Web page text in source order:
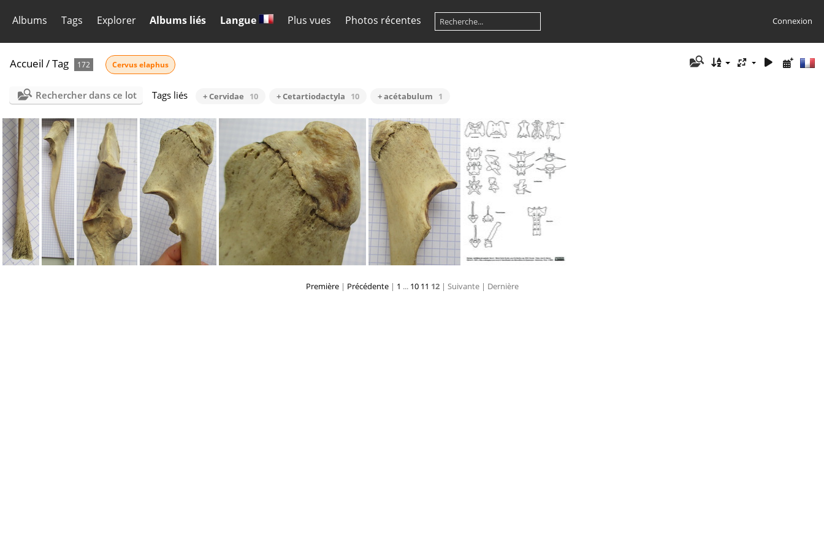
Albums Tags Explorer Albums liés Langue Plus vues Photos récentes Connexion
Accueil /Tag 172 Cervus elaphus
Rechercher dans ce lot Tags liés + Cervidae 10 + Cetartiodactyla 10 + acétabulum 1
Première| Précédente| 1 ... 10 11 12 | Suivante | Dernière